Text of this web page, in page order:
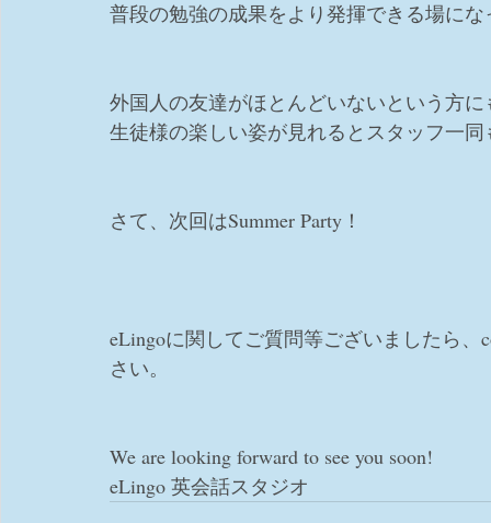
普段の勉強の成果をより発揮できる場に
外国人の友達がほとんどいないという方
生徒様の楽しい姿が見れるとスタッフ一
さて、次回はSummer Party！
eLingoに関してご質問等ございましたら
さい。
We are looking forward to see you soon!
eLingo 英会話スタジオ